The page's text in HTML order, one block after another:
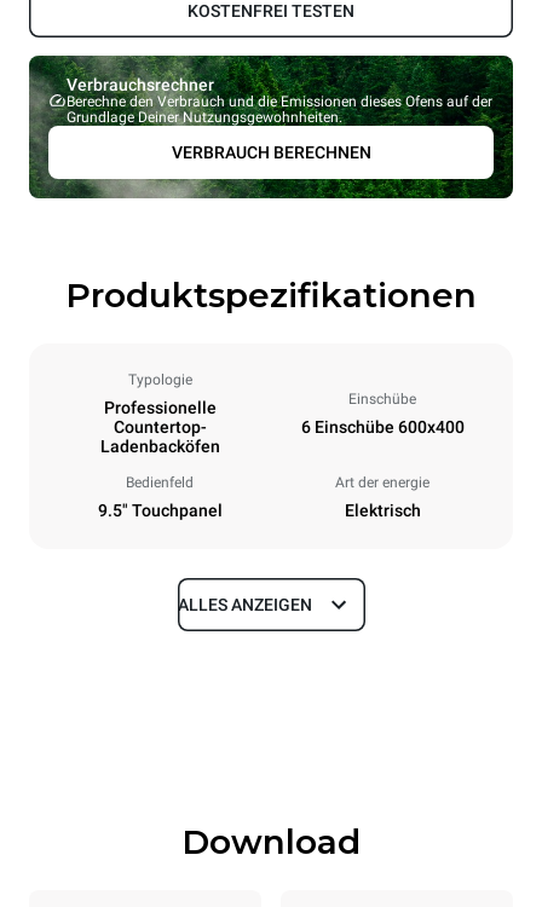
KOSTENFREI TESTEN
Verbrauchsrechner
Berechne den Verbrauch und die Emissionen dieses Ofens auf der
Grundlage Deiner Nutzungsgewohnheiten.
VERBRAUCH BERECHNEN
Produktspezifikationen
Typologie
Professionelle
Countertop-
Ladenbacköfen
Einschübe
6 Einschübe 600x400
Bedienfeld
9.5" Touchpanel
Art der energie
Elektrisch
Maße
Spezifikationen der behälter
ALLES ANZEIGEN
Download